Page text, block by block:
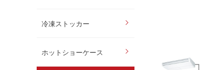
冷凍ストッカー
ホットショーケース